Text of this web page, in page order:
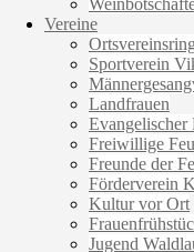
Vereine
Sportverein
Landfrauen
Evangelischer
Freiwillige
Freunde der
Förderverein
Kultur vor Ort
Jugend